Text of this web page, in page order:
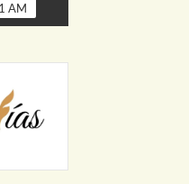
JAPAM EL PROGRAMA
AM